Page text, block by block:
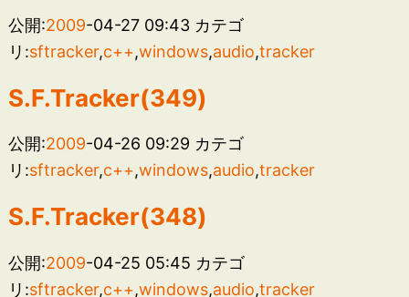
公開:2009-04-27 09:43 カテゴ
リ:sftracker,c++,windows,audio,tracker
S.F.Tracker(349)
公開:2009-04-26 09:29 カテゴ
リ:sftracker,c++,windows,audio,tracker
S.F.Tracker(348)
公開:2009-04-25 05:45 カテゴ
リ:sftracker,c++,windows,audio,tracker